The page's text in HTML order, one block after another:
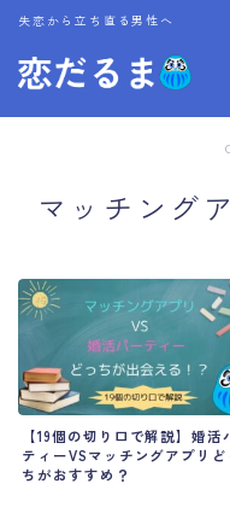
失恋から立ち直る男性へ
MENU
マッチング
【19個の切り口で解説】婚活
ティーVSマッチングアプリど
ちがおすすめ？